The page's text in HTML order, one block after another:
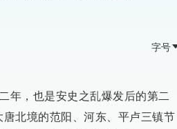
字号
年，也是安史之乱爆发后的第二
北境的范阳、河东、平卢三镇节